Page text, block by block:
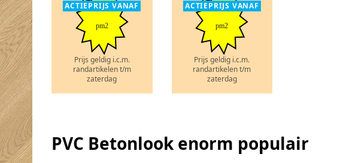
ACTIEPRIJS VANAF
pm2
Prijs geldig i.c.m.
randartikelen t/m
zaterdag
ACTIEPRIJS VANAF
pm2
Prijs geldig i.c.m.
randartikelen t/m
zaterdag
PVC Betonlook enorm populair